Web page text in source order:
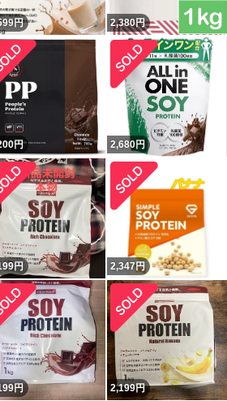
円 2,380円
円 2,680円
円 2,347円
円 2,199円